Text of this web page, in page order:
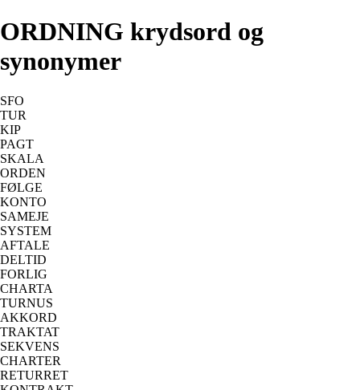
ORDNING krydsord og
synonymer
SFO
TUR
KIP
PAGT
SKALA
ORDEN
FØLGE
KONTO
SAMEJE
SYSTEM
AFTALE
DELTID
FORLIG
CHARTA
TURNUS
AKKORD
TRAKTAT
SEKVENS
CHARTER
RETURRET